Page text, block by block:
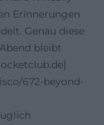
Erinnerungen
Genau diese
bleibt
672-beyond-